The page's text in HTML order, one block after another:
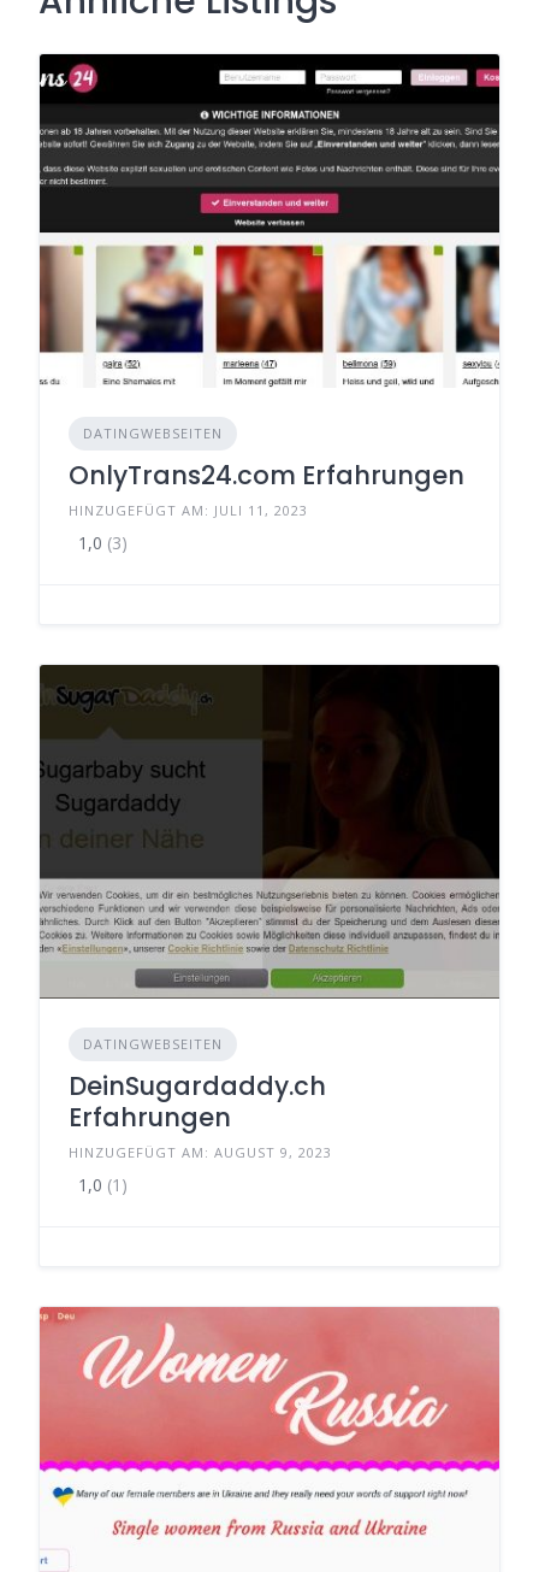
DATINGWEBSEITEN
OnlyTrans24.com Erfahrungen
HINZUGEFÜGT AM: JULI 11, 2023
1,0 (3)
DATINGWEBSEITEN
DeinSugardaddy.ch
Erfahrungen
HINZUGEFÜGT AM: AUGUST 9, 2023
1,0 (1)